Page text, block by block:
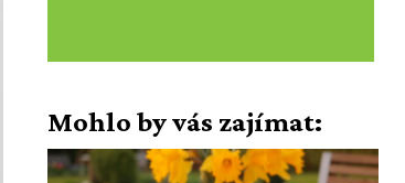
Mohlo by vás zajímat: